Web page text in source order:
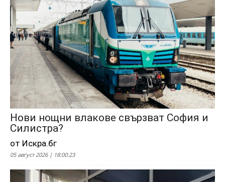
Нови нощни влакове свързват София и
Силистра?
от Искра.бг
05 август 2026 | 18:00:23